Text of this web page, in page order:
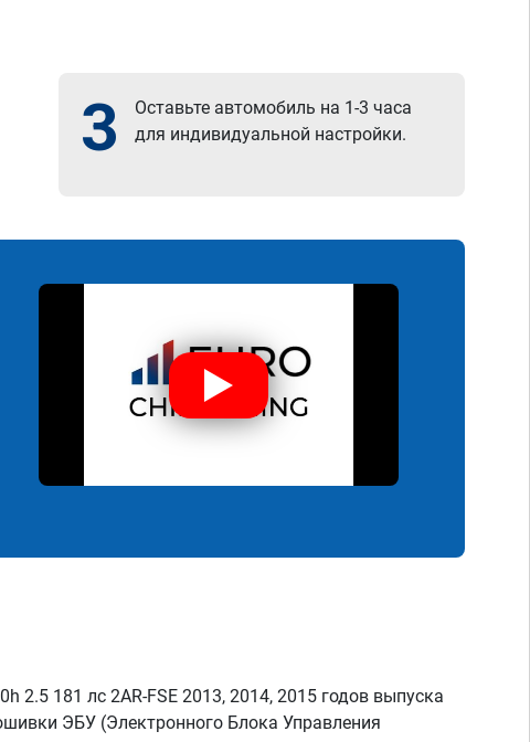
3
Оставьте автомобиль на 1-3 часа
для индивидуальной настройки.
2.5 181 лс 2AR-FSE 2013, 2014, 2015 годов выпуска
ЭБУ (Электронного Блока Управления